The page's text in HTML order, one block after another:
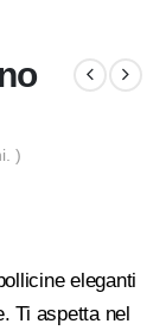
)
eleganti
Ti aspetta nel